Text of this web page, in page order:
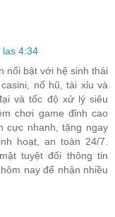
las 4:34
nổi bật với hệ sinh thái
nổ hũ, tài xỉu và
và tốc độ xử lý siêu
chơi game đỉnh cao
cực nhanh, tặng ngay
hoạt, an toàn 24/7.
tuyệt đối thông tin
nay để nhận nhiều